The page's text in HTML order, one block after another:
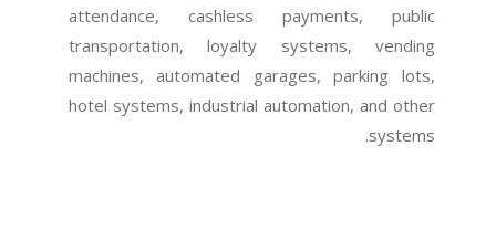
attendance, cashless payments, public
transportation, loyalty systems, vending
machines, automated garages, parking lots,
hotel systems, industrial automation, and other
systems.